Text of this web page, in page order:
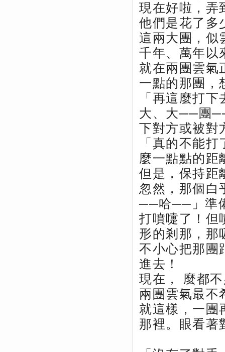
現在好啦，弄
他們是花了多
這兩大團，似
千年、萬年以
就在兩團雲氣
一點的那團，
「再這麼打
大、大──團
下對方或被對
「真的不能
麼一點點的距
但是，保持距
忽然，那個白
──哈──」準
打噴嚏了！但
形的剎那，那
不小心把那團
進去！
現在， 麼都
兩團雲氣最不
就這樣，一團
那裡。眼看著